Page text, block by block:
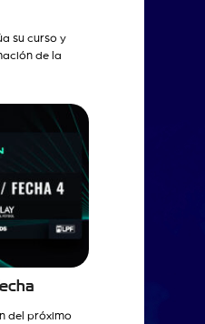
su curso y
de la
del próximo